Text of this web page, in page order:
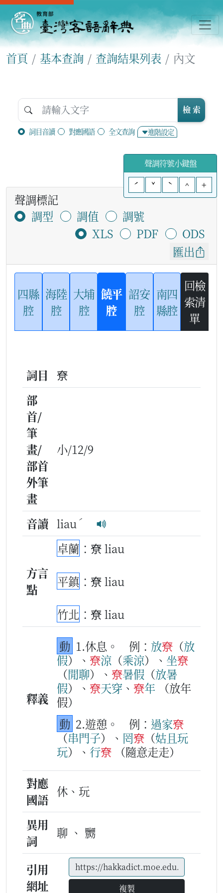
首頁 基本查詢 查詢結果列表 內文
詞目音讀 對應國語 全文查詢 進階設定
檢 索
聲調符號小鍵盤
ˊ
ˇ ˋ ^ +
聲調標記
調型
調值
調號
XLS
PDF
ODS
匯出
四縣
腔
海陸
腔
大埔
腔
饒平
腔
詔安
腔
南四
縣腔
回檢
索清
單
詞目 尞
部
首/
筆
畫/
部首
外筆
畫
小/12/9
音讀 liau ˊ
方言
點
卓蘭 ：尞 liau
平鎮 ：尞 liau
竹北 ：尞 liau
釋義
動 1.休息。 例： 放尞 （放
假）、 尞涼 （乘涼）、 坐尞
（閒聊）、 尞暑假 （放暑
假）、 尞天穿 、 尞年
（放年
假）
動 2.遊憩。 例： 過家尞
（串門子）、 罔尞 （姑且玩
玩）、 行尞
（隨意走走）
對應
國語
休、玩
異用
詞
聊 、 嬲
引用
網址
複製